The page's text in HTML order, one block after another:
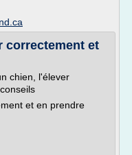
correctement et
chien, l'élever
et en prendre